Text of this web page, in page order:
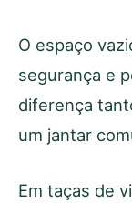
O espaço
segurança e
diferença
um jantar
Em taças de